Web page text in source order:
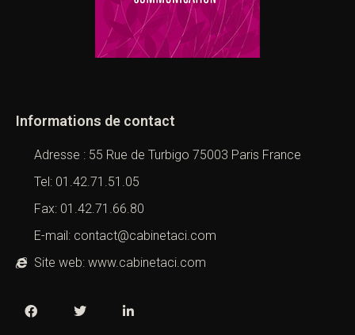
Informations de contact
Adresse : 55 Rue de Turbigo 75003 Paris France
Tel: 01.42.71.51.05
Fax: 01.42.71.66.80
E-mail: contact@cabinetaci.com
Site web: www.cabinetaci.com